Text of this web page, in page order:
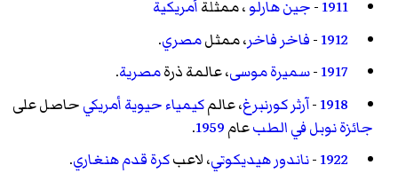
1911
-جين هارلو، ممثلةأمريكية
1912
-فاخر فاخر، ممثلمصري.
1917
-سميرة موسى، عالمة ذرةمصرية.
1918
-آرثر كورنبرغ، عالمكيمياء حيويةأمريكيحاصل على
جائزة نوبل في الطبعام1959
.
1922
-ناندور هيديكوتي، لاعبكرة قدمهنغاري.